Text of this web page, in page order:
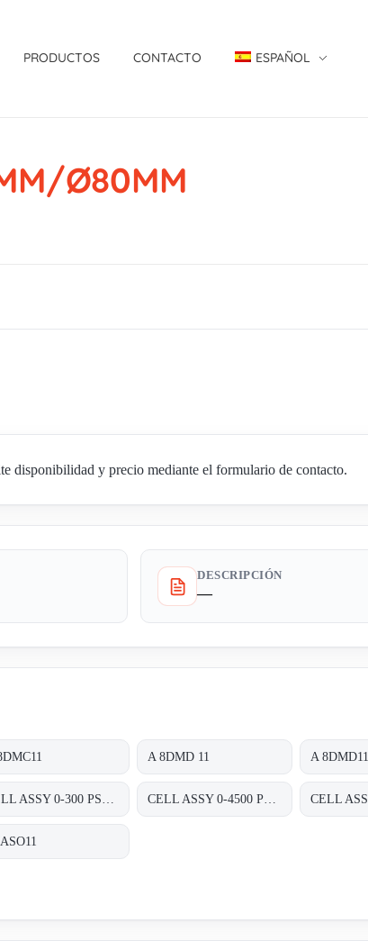
PRODUCTOS CONTACTO ESPAÑOL
Ø80MM
y precio mediante el formulario de contacto.
DESCRIPCIÓN
—
A 8DMD 11 A 8DMD11